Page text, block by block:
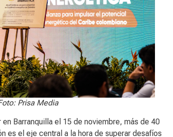
Prisa Media
en Barranquilla el 15 de noviembre, más de 40
es el eje central a la hora de superar desafíos